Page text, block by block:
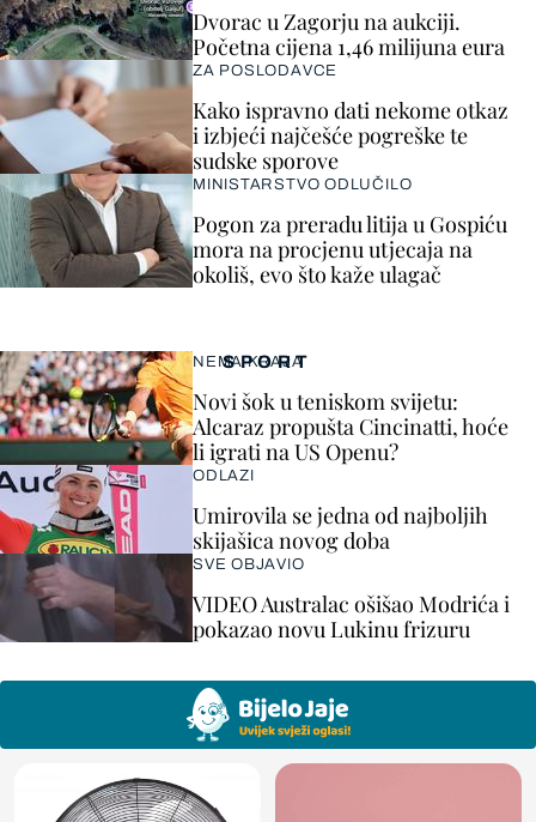
SPORT
NEMA KRAJA
Novi šok u teniskom svijetu:
Alcaraz propušta Cincinatti, hoće
li igrati na US Openu?
ODLAZI
Umirovila se jedna od najboljih
skijašica novog doba
SVE OBJAVIO
VIDEO Australac ošišao Modrića i
pokazao novu Lukinu frizuru
Dvorac u Zagorju na aukciji.
Početna cijena 1,46 milijuna eura
ZA POSLODAVCE
Kako ispravno dati nekome otkaz
i izbjeći najčešće pogreške te
sudske sporove
MINISTARSTVO ODLUČILO
Pogon za preradu litija u Gospiću
mora na procjenu utjecaja na
okoliš, evo što kaže ulagač